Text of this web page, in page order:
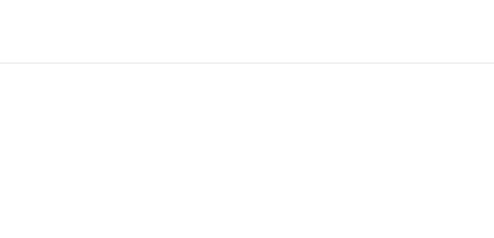
insights into measurable results. This is a great
and where?As soon as possible in Wiehl
contact person?Peter Müller, Senior Talent